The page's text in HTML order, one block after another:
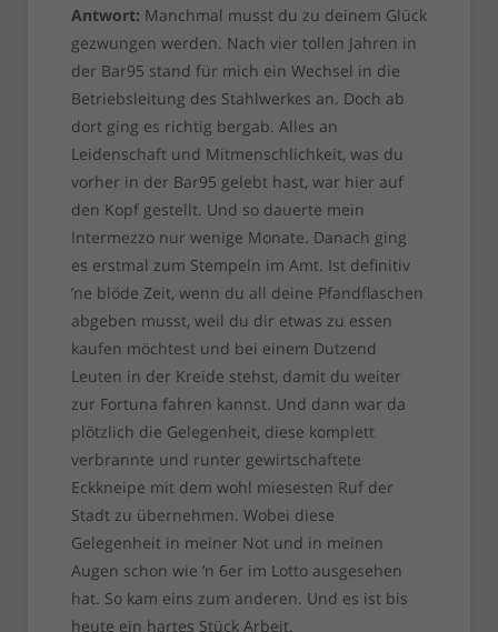
Antwort: Manchmal musst du zu deinem Glück
gezwungen werden. Nach vier tollen Jahren in
der Bar95 stand für mich ein Wechsel in die
Betriebsleitung des Stahlwerkes an. Doch ab
dort ging es richtig bergab. Alles an
Leidenschaft und Mitmenschlichkeit, was du
vorher in der Bar95 gelebt hast, war hier auf
den Kopf gestellt. Und so dauerte mein
Intermezzo nur wenige Monate. Danach ging
es erstmal zum Stempeln im Amt. Ist definitiv
’ne blöde Zeit, wenn du all deine Pfandflaschen
abgeben musst, weil du dir etwas zu essen
kaufen möchtest und bei einem Dutzend
Leuten in der Kreide stehst, damit du weiter
zur Fortuna fahren kannst. Und dann war da
plötzlich die Gelegenheit, diese komplett
verbrannte und runter gewirtschaftete
Eckkneipe mit dem wohl miesesten Ruf der
Stadt zu übernehmen. Wobei diese
Gelegenheit in meiner Not und in meinen
Augen schon wie ’n 6er im Lotto ausgesehen
hat. So kam eins zum anderen. Und es ist bis
heute ein hartes Stück Arbeit.